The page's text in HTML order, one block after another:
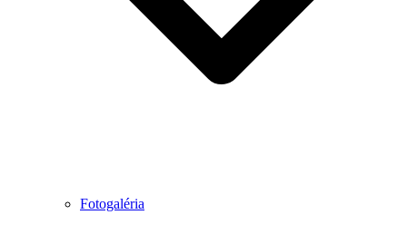
Fotogaléria